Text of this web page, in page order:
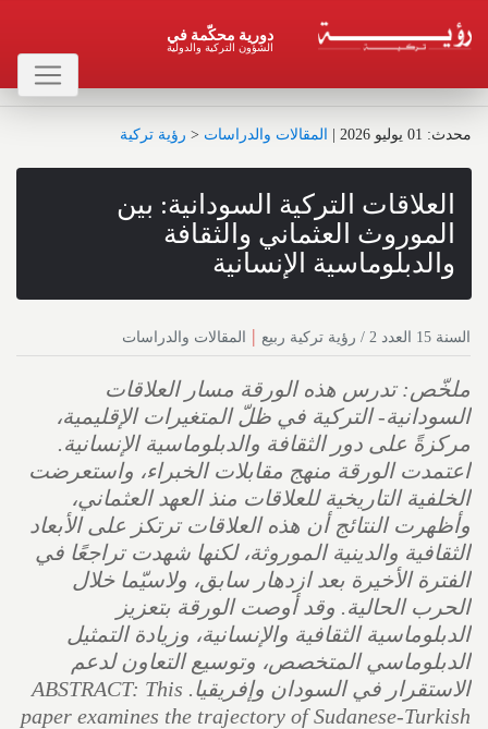
دورية محكّمة في
الشؤون التركية والدولية
محدث : 01 يوليو 2026 المقالات والدراسات < رؤية تركية
العلاقات التركية السودانية: بين
الموروث العثماني والثقافة
والدبلوماسية الإنسانية
السنة 15 العدد 2 / رؤية تركية ربيع | المقالات والدراسات
ملخّص: تدرس هذه الورقة مسار العلاقات
السودانية- التركية في ظلّ المتغيرات الإقليمية،
مركزةً على دور الثقافة والدبلوماسية الإنسانية.
اعتمدت الورقة منهج مقابلات الخبراء، واستعرضت
الخلفية التاريخية للعلاقات منذ العهد العثماني،
وأظهرت النتائج أن هذه العلاقات ترتكز على الأبعاد
الثقافية والدينية الموروثة، لكنها شهدت تراجعًا في
الفترة الأخيرة بعد ازدهار سابق، ولاسيّما خلال
الحرب الحالية. وقد أوصت الورقة بتعزيز
الدبلوماسية الثقافية والإنسانية، وزيادة التمثيل
الدبلوماسي المتخصص، وتوسيع التعاون لدعم
الاستقرار في السودان وإفريقيا. ABSTRACT: This
paper examines the trajectory of Sudanese-Turkish